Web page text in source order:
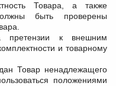
Товара, а также
быть проверены
претензии к внешним
и товарному
Товар ненадлежащего
положениями